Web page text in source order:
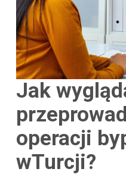
Jak
operacji
wTurcji?